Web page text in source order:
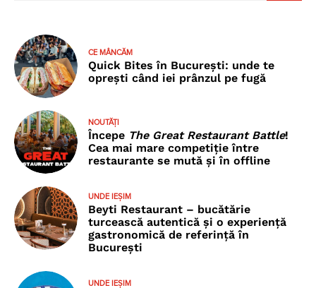
CE MÂNCĂM
Quick Bites în București: unde te
oprești când iei prânzul pe fugă
NOUTĂȚI
Începe The Great Restaurant Battle!
Cea mai mare competiție între
restaurante se mută și în offline
UNDE IEȘIM
Beyti Restaurant – bucătărie
turcească autentică și o experiență
gastronomică de referință în
București
UNDE IEȘIM